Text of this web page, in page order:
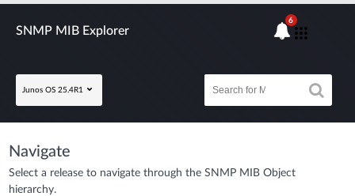
SNMP MIB Explorer
Junos OS 25.4R1
6
Navigate
Select a release to navigate through the SNMP MIB Object
hierarchy.